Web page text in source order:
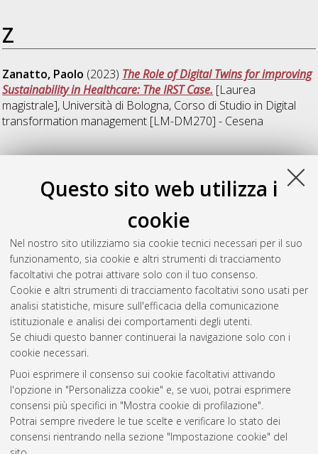
Questo sito web utilizza i
cookie
Nel nostro sito utilizziamo sia cookie tecnici necessari per il suo
funzionamento, sia cookie e altri strumenti di tracciamento
facoltativi che potrai attivare solo con il tuo consenso.
Cookie e altri strumenti di tracciamento facoltativi sono usati per
analisi statistiche, misure sull'efficacia della comunicazione
istituzionale e analisi dei comportamenti degli utenti.
Se chiudi questo banner continuerai la navigazione solo con i
cookie necessari.
Puoi esprimere il consenso sui cookie facoltativi attivando
l'opzione in "Personalizza cookie" e, se vuoi, potrai esprimere
consensi più specifici in "Mostra cookie di profilazione".
Potrai sempre rivedere le tue scelte e verificare lo stato dei
consensi rientrando nella sezione "Impostazione cookie" del
Z
Zanatto, Paolo (2023) The Role of Digital Twins for improving
Sustainability in Healthcare: The IRST Case. [Laurea
magistrale], Università di Bologna, Corso di Studio in Digital
transformation management [LM-DM270] - Cesena
Ç
Çendik, Ezginur
Systems: A Case Study of Encryption Implementation in
Bologna, Corso di Studio inDigital transformation
management [LM-DM270] - Cesena, Documento full-text non
disponibile
Questa lista e' stata generata ilThu Aug 6 20:41:22 2026
CEST
Atom
Rss 1.0
Rss 2.0